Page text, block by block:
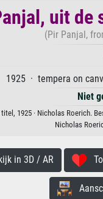
uit de
(Pir Panjal,
1925 · tempera on
Niet
1925 · Nicholas Roerich.
Nicholas
in 3D / AR